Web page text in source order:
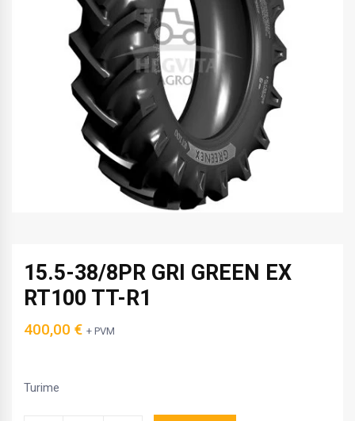
15.5-38/8PR GRI GREEN EX
RT100 TT-R1
400,00 € + PVM
Turime